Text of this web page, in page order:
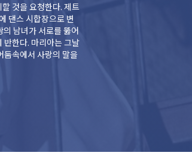
것을 요청한다. 제트
댄스 시합장으로 변
의 남녀가 서로를 뚫어
는 그날
둠속에서 사랑의 말을